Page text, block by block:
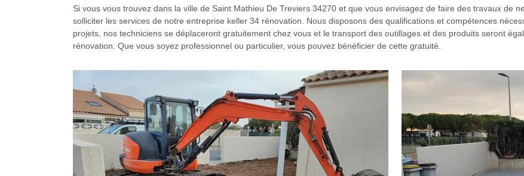
Si vous vous trouvez dans la ville de Saint Mathieu De Treviers 34270 et que vous envisagez de faire des travaux de
solliciter les services de notre entreprise keller 34 rénovation. Nous disposons des qualifications et compétences
projets, nos techniciens se déplaceront gratuitement chez vous et le transport des outillages et des produits seront
rénovation. Que vous soyez professionnel ou particulier, vous pouvez bénéficier de cette gratuité.